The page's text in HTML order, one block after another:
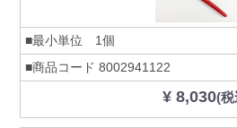
■最小単位 1個
■商品コード 8002941122
¥ 8,030(